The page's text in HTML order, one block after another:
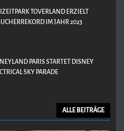
TOVERLAND ERZIELT
IM JAHR 2023
PARIS STARTET DISNEY
SKY PARADE
ALLE BEITRÄGE